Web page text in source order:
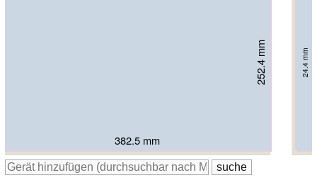
383 mm
260 mm 29 mm
381.6 mm
259 mm 28.45 mm
382 mm
258 mm 25.5 mm
382 mm
253 mm 25 mm
385 mm
255 mm 22 mm
382.5 mm
252.4 mm 24.4 mm